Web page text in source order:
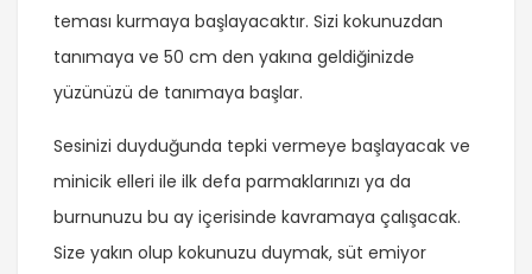
teması kurmaya başlayacaktır. Sizi kokunuzdan
tanımaya ve 50 cm den yakına geldiğinizde
yüzünüzü de tanımaya başlar.
Sesinizi duyduğunda tepki vermeye başlayacak ve
minicik elleri ile ilk defa parmaklarınızı ya da
burnunuzu bu ay içerisinde kavramaya çalışacak.
Size yakın olup kokunuzu duymak, süt emiyor